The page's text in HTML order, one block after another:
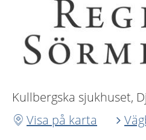
Kullbergska sjukhuset,
Visa på karta